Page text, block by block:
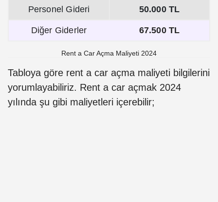
Personel Gideri 50.000 TL
Diğer Giderler 67.500 TL
Rent a Car Açma Maliyeti 2024
Tabloya göre rent a car açma maliyeti bilgilerini
yorumlayabiliriz. Rent a car açmak 2024
yılında şu gibi maliyetleri içerebilir;